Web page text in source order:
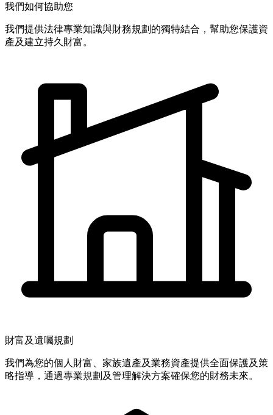
我們如何協助您
我們提供法律專業知識與財務規劃的獨特結合，幫助您保護資
產及建立持久財富。
財富及遺囑規劃
我們為您的個人財富、家族遺產及業務資產提供全面保護及策
略指導，通過專業規劃及管理解決方案確保您的財務未來。